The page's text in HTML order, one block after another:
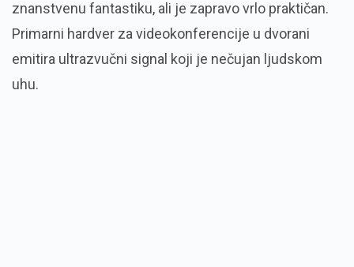
znanstvenu fantastiku, ali je zapravo vrlo praktičan.
Primarni hardver za videokonferencije u dvorani
emitira ultrazvučni signal koji je nečujan ljudskom
uhu.